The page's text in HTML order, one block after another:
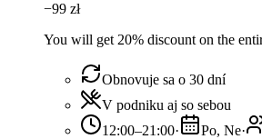
−99 zł
You will get 20% discount on the
Obnovuje sa o 30 dní
V podniku aj so sebou
12:00–21:00· Po, Ne·